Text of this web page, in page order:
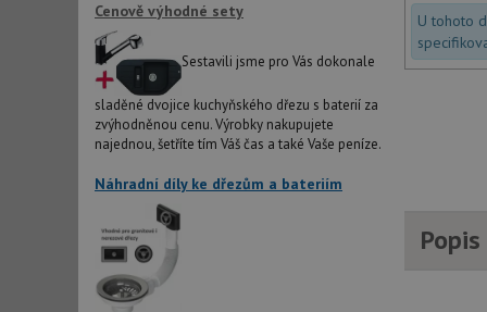
Cenově výhodné sety
Sestavili jsme pro Vás dokonale
sladěné dvojice kuchyňského dřezu s baterií za
zvýhodněnou cenu. Výrobky nakupujete
najednou, šetříte tím Váš čas a také Vaše peníze.
Náhradní díly ke dřezům a bateriím
U tohoto
Název